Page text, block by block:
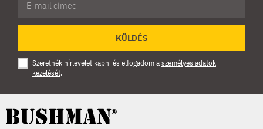
KÜLDÉS
Szeretnék hírlevelet kapni és elfogadom aszemélyes adatok
kezelését.